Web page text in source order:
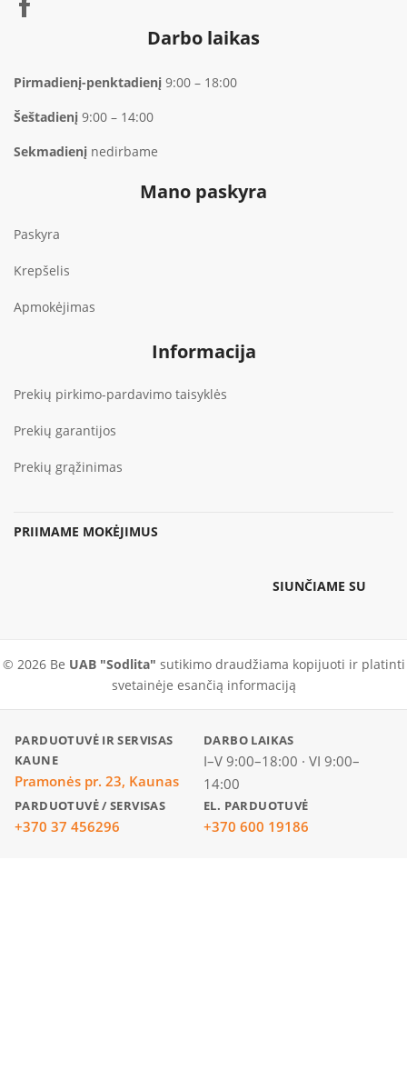
Darbo laikas
Pirmadienį-penktadienį 9:00 – 18:00
Šeštadienį 9:00 – 14:00
Sekmadienį nedirbame
Mano paskyra
Paskyra
Krepšelis
Apmokėjimas
Informacija
Prekių pirkimo-pardavimo taisyklės
Prekių garantijos
Prekių grąžinimas
PRIIMAME MOKĖJIMUS
SIUNČIAME SU
© 2026 Be UAB "Sodlita" sutikimo draudžiama kopijuoti ir platinti
svetainėje esančią informaciją
PARDUOTUVĖ IR SERVISAS
KAUNE
Pramonės pr. 23, Kaunas
DARBO LAIKAS
I–V 9:00–18:00 · VI 9:00–
14:00
PARDUOTUVĖ / SERVISAS
+370 37 456296
EL. PARDUOTUVĖ
+370 600 19186